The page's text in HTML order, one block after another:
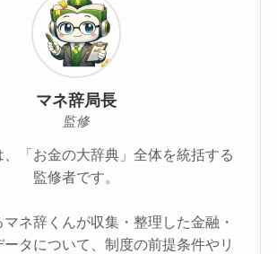
マネ辞局長
監修
、「お金の大辞典」全体を統括する
監修者です。
ネ辞くんが収集・整理した金融・
タについて、制度の前提条件やリ